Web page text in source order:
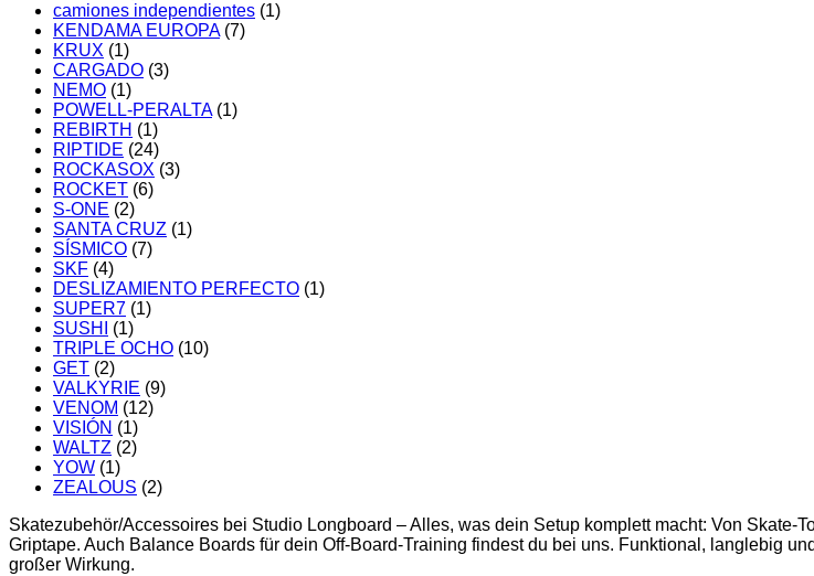
camiones independientes (1)
KENDAMA EUROPA (7)
KRUX (1)
CARGADO (3)
NEMO (1)
POWELL-PERALTA (1)
REBIRTH (1)
RIPTIDE (24)
ROCKASOX (3)
ROCKET (6)
S-ONE (2)
SANTA CRUZ (1)
SÍSMICO (7)
SKF (4)
DESLIZAMIENTO PERFECTO (1)
SUPER7 (1)
SUSHI
(1)
TRIPLE OCHO (10)
GET (2)
VALKYRIE (9)
VENOM (12)
VISIÓN (1)
WALTZ (2)
YOW (1)
ZEALOUS (2)
Skatezubehör/Accessoires bei Studio Longboard – Alles, was dein Setup komplett macht: Von
Griptape. Auch Balance Boards für dein Off-Board-Training findest du bei uns. Funktional, langlebig
großer Wirkung.